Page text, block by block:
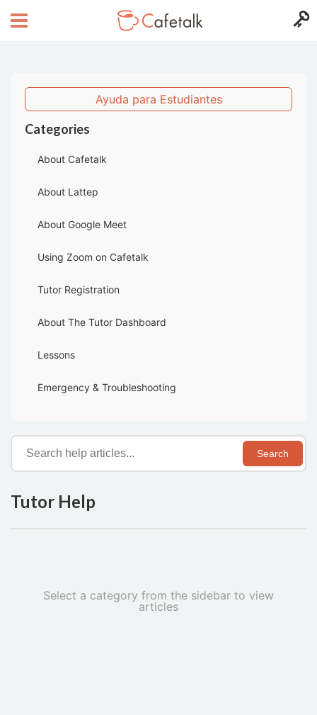
Ayuda para Estudiantes
Categories
About Cafetalk
About Lattep
About Google Meet
Using Zoom on Cafetalk
Tutor Registration
About The Tutor Dashboard
Lessons
Emergency & Troubleshooting
Search
Tutor Help
Select a category from the sidebar to view
articles